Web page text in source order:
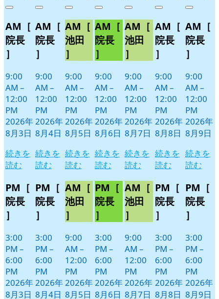
年
月
3
日
件
イ
ベ
Close
AM［
院長
］
9:00
AM –
12:00
PM
2026年
8月3日
続きを
読む
PM［
院長
］
3:00
PM –
6:00
PM
2026年
8月3日
年
月
4
日
件
イ
ベ
Close
AM［
院長
］
9:00
AM –
12:00
PM
2026年
8月4日
続きを
読む
PM［
院長
］
3:00
PM –
6:00
PM
2026年
8月4日
年
月
5
日
件
イ
ベ
ト)
Close
AM［
池田
］
9:00
AM –
12:00
PM
2026年
8月5日
続きを
読む
AM［
池田
］
9:00
AM –
12:00
PM
2026年
8月5日
年
月
6
日
件
イ
ベ
ト)
Close
AM［
院長
］
9:00
AM –
12:00
PM
2026年
8月6日
続きを
読む
PM［
院長
］
3:00
PM –
6:00
PM
2026年
8月6日
年
月
7
日
件
イ
ベ
ト)
Close
AM［
池田
］
9:00
AM –
12:00
PM
2026年
8月7日
続きを
読む
AM［
池田
］
9:00
AM –
12:00
PM
2026年
8月7日
年
月
8
日
件
イ
ベ
Close
AM［
院長
］
9:00
AM –
12:00
PM
2026年
8月8日
続きを
読む
PM［
院長
］
3:00
PM –
6:00
PM
2026年
8月8日
年
月
9
日
件
イ
ベ
Close
AM［
院長
］
9:00
AM –
12:00
PM
2026年
8月9日
続きを
読む
PM［
院長
］
3:00
PM –
6:00
PM
2026年
8月9日